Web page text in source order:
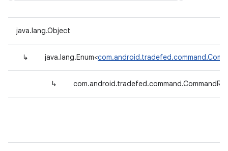
java.lang.Object
↳ java.lang.Enum<
↳